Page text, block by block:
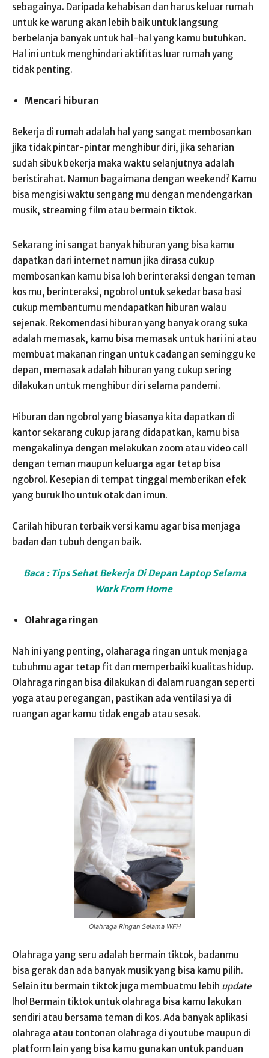
sebagainya. Daripada kehabisan dan harus keluar rumah
untuk ke warung akan lebih baik untuk langsung
berbelanja banyak untuk hal-hal yang kamu butuhkan.
Hal ini untuk menghindari aktifitas luar rumah yang
tidak penting.
Mencari hiburan
Bekerja di rumah adalah hal yang sangat membosankan
jika tidak pintar-pintar menghibur diri, jika seharian
sudah sibuk bekerja maka waktu selanjutnya adalah
beristirahat. Namun bagaimana dengan weekend? Kamu
bisa mengisi waktu sengang mu dengan mendengarkan
musik, streaming film atau bermain tiktok.
Sekarang ini sangat banyak hiburan yang bisa kamu
dapatkan dari internet namun jika dirasa cukup
membosankan kamu bisa loh berinteraksi dengan teman
kos mu, berinteraksi, ngobrol untuk sekedar basa basi
cukup membantumu mendapatkan hiburan walau
sejenak. Rekomendasi hiburan yang banyak orang suka
adalah memasak, kamu bisa memasak untuk hari ini atau
membuat makanan ringan untuk cadangan seminggu ke
depan, memasak adalah hiburan yang cukup sering
dilakukan untuk menghibur diri selama pandemi.
Hiburan dan ngobrol yang biasanya kita dapatkan di
kantor sekarang cukup jarang didapatkan, kamu bisa
mengakalinya dengan melakukan zoom atau video call
dengan teman maupun keluarga agar tetap bisa
ngobrol. Kesepian di tempat tinggal memberikan efek
yang buruk lho untuk otak dan imun.
Carilah hiburan terbaik versi kamu agar bisa menjaga
badan dan tubuh dengan baik.
Baca : Tips Sehat Bekerja Di Depan Laptop Selama
Work From Home
Olahraga ringan
Nah ini yang penting, olaharaga ringan untuk menjaga
tubuhmu agar tetap fit dan memperbaiki kualitas hidup.
Olahraga ringan bisa dilakukan di dalam ruangan seperti
yoga atau peregangan, pastikan ada ventilasi ya di
ruangan agar kamu tidak engab atau sesak.
Olahraga Ringan Selama WFH
Olahraga yang seru adalah bermain tiktok, badanmu
bisa gerak dan ada banyak musik yang bisa kamu pilih.
Selain itu bermain tiktok juga membuatmu lebih update
lho! Bermain tiktok untuk olahraga bisa kamu lakukan
sendiri atau bersama teman di kos. Ada banyak aplikasi
olahraga atau tontonan olahraga di youtube maupun di
platform lain yang bisa kamu gunakan untuk panduan